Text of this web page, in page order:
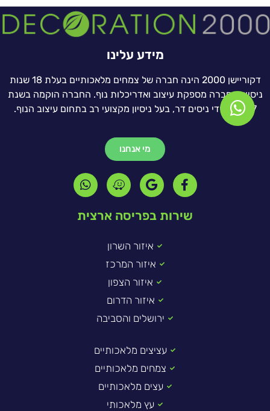
מידע עלינו
דקוריישן 2000 הינה חברה של צמחים מלאכותיים בעלת 18 שנות
ניסיון. החברה מספקת עיצוב ואדריכלות נוף. החברה הוקמה בשנת
1997 על ידי ניסים דר, בעל ניסיון מקצועי רב בתחום עיצוב הנוף.
מי אנחנו
שירות בפריסה ארצית
איזור השרון
איזור המרכז
איזור הצפון
איזור הדרום
ירושלים והסביבה
עציצים מלאכותיים
צמחים מלאכותיים
עצים מלאכותיים
עץ מלאכותי